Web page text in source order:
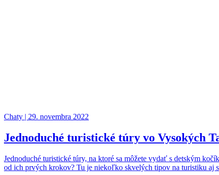
Chaty | 29. novembra 2022
Jednoduché turistické túry vo Vysokých
Jednoduché turistické túry, na ktoré sa môžete vydať s detským
od ich prvých krokov? Tu je niekoľko skvelých tipov na turistiku